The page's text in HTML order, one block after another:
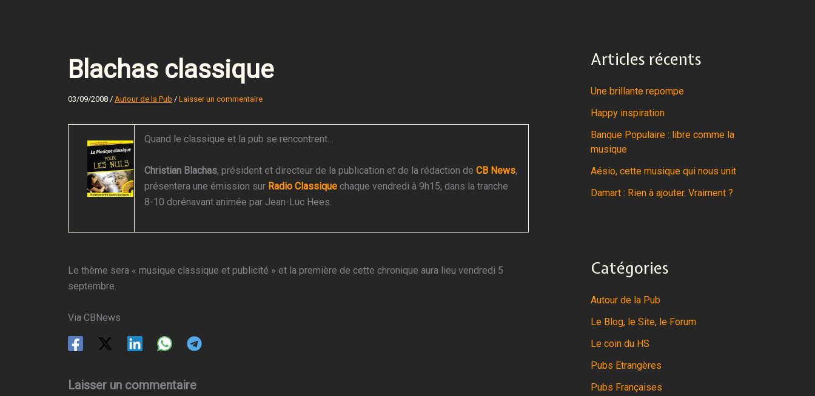
Blachas classique
03/09/2008 / Autour de la Pub / Laisser un commentaire
Quand le classique et la pub se rencontrent…
Christian Blachas, président et directeur de la publication et de la rédaction de CB News,
présentera une émission sur Radio Classique chaque vendredi à 9h15, dans la tranche
8-10 dorénavant animée par Jean-Luc Hees.
Le thème sera « musique classique et publicité » et la première de cette chronique aura lieu vendredi 5
septembre.
Via CBNews
Laisser un commentaire
Articles récents
Une brillante repompe
Happy inspiration
Banque Populaire : libre comme la
musique
Aésio, cette musique qui nous unit
Damart : Rien à ajouter. Vraiment ?
Catégories
Autour de la Pub
Le Blog, le Site, le Forum
Le coin du HS
Pubs Etrangères
Pubs Françaises